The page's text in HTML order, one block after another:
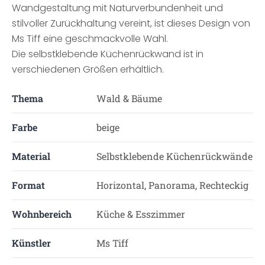
Wandgestaltung mit Naturverbundenheit und
stilvoller Zurückhaltung vereint, ist dieses Design von
Ms Tiff eine geschmackvolle Wahl.
Die selbstklebende Küchenrückwand ist in
verschiedenen Größen erhältlich.
Thema Wald & Bäume
Farbe beige
Material Selbstklebende Küchenrückwände
Format Horizontal, Panorama, Rechteckig
Wohnbereich Küche & Esszimmer
Künstler Ms Tiff